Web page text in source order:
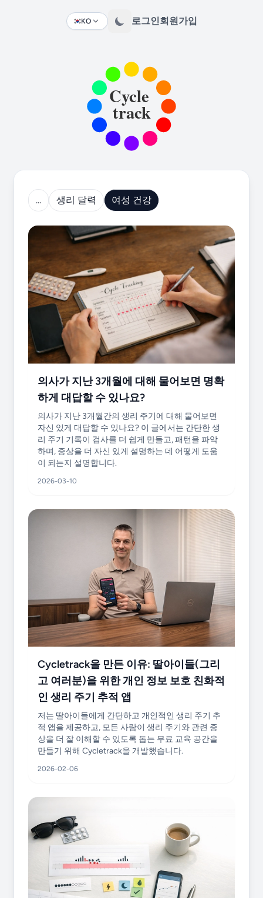
KO
Change language 로그인회원가입
... 생리 달력 여성 건강
의사가 지난 3개월에 대해 물어보면 명확
하게 대답할 수 있나요?
의사가 지난 3개월간의 생리 주기에 대해 물어보면
자신 있게 대답할 수 있나요? 이 글에서는 간단한 생
리 주기 기록이 검사를 더 쉽게 만들고, 패턴을 파악
하며, 증상을 더 자신 있게 설명하는 데 어떻게 도움
이 되는지 설명합니다.
2026-03-10
Cycletrack을 만든 이유: 딸아이들(그리
고 여러분)을 위한 개인 정보 보호 친화적
인 생리 주기 추적 앱
저는 딸아이들에게 간단하고 개인적인 생리 주기 추
적 앱을 제공하고, 모든 사람이 생리 주기와 관련 증
상을 더 잘 이해할 수 있도록 돕는 무료 교육 공간을
만들기 위해 Cycletrack을 개발했습니다.
2026-02-06